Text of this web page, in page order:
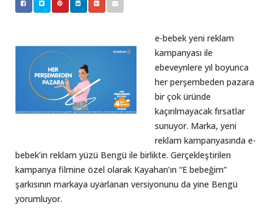
n
e-bebek yeni reklam
kampanyası ile
ebeveynlere yıl boyunca
her perşembeden pazara
bir çok üründe
kaçırılmayacak fırsatlar
sunuyor. Marka, yeni
reklam kampanyasında e-
bebek’in reklam yüzü Bengü ile birlikte. Gerçekleştirilen
kampanya filmine özel olarak Kayahan’ın “E bebeğim”
şarkısının markaya uyarlanan versiyonunu da yine Bengü
yorumluyor.